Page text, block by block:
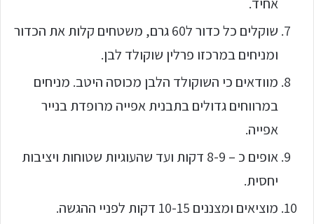
שוקלים כל כדור ל60 גרם, משטחים קלות את הכדור
ומניחים במרכזו פרלין שוקולד לבן.
מוודאים כי השוקולד הלבן מכוסה היטב. מניחים
במרווחים גדולים בתבנית אפייה מרופדת בנייר
אפייה.
אופים כ – 8-9 דקות ועד שהעוגיות שטוחות ויציבות
יחסית.
מוציאים ומצננים 10-15 דקות לפניי ההגשה.